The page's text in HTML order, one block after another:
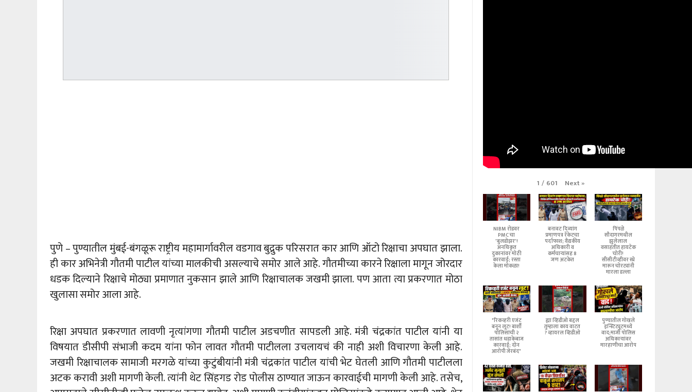
पुणे – पुण्यातील मुंबई-बंगळूरू राष्ट्रीय महामार्गावरील वडगाव बुद्रुक परिसरात कार आणि ऑटो रिक्षाचा अपघात झाला.
ही कार अभिनेत्री गौतमी पाटील यांच्या मालकीची असल्याचे समोर आले आहे. गौतमीच्या कारने रिक्षाला मागून जोरदार
धडक दिल्याने रिक्षाचे मोठ्या प्रमाणात नुकसान झाले आणि रिक्षाचालक जखमी झाला. पण आता त्या प्रकरणात मोठा
खुलासा समोर आला आहे.
रिक्षा अपघात प्रकरणात लावणी नृत्यांगणा गौतमी पाटील अडचणीत सापडली आहे. मंत्री चंद्रकांत पाटील यांनी या
विषयात डीसीपी संभाजी कदम यांना फोन लावत गौतमी पाटीलला उचलायचं की नाही अशी विचारणा केली आहे.
जखमी रिक्षाचालक सामाजी मरगळे यांच्या कुटुंबीयांनी मंत्री चंद्रकांत पाटील यांची भेट घेतली आणि गौतमी पाटीलला
अटक करावी अशी मागणी केली. त्यांनी थेट सिंहगड रोड पोलीस ठाण्यात जाऊन कारवाईची मागणी केली आहे. तसेच,
1 / 601 Next»
NIBM रोडवर
PMC चा
'बुलडोझर'!
अनधिकृत
दुकानांवर मोठी
कारवाई; रस्ता
केला मोकळा!
बनावट दिव्यांग
प्रमाणपत्र रॅकेटचा
पर्दाफाश; वैद्यकीय
अधिकारी व
कर्मचाऱ्यांसह 8
जण अटकेत
पिंपळे
सौदागरमधील
झुलेलाल
वसाहतीत हायटेक
चोरी!
सीसीटीव्हीवर स्प्रे
मारून चोरट्यांनी
मारला डल्ला
"रिकव्हरी एजंट
बनून लूट! बार्शी
पोलिसांची २
तासांत धडाकेबाज
कारवाई; दोन
आरोपी जेरबंद"
ह्या व्हिडीओ बद्दल
तुम्हाला काय वाटत
? व्हायरल व्हिडीओ
पुण्यातील गोखले
इन्स्टिट्यूटमध्ये
वाद;माजी पोलिस
अधिकाऱ्यांवर
मारहाणीचा आरोप